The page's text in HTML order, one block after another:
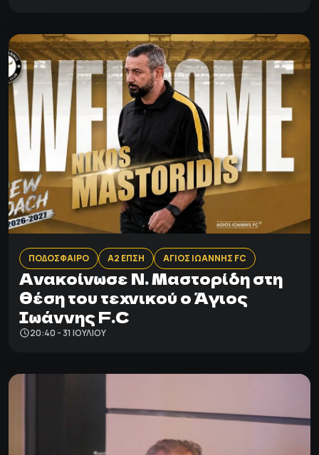
ΠΟΔΟΣΦΑΙΡΟ Α2 ΕΠΣΗ ΑΓΙΟΣ ΙΩΑΝΝΗΣ FC
Ανακοίνωσε Ν. Μαστορίδη στη
θέση του τεχνικού ο Άγιος
Ιωάννης F.C
20:40 - 31 ΙΟΥΛΊΟΥ